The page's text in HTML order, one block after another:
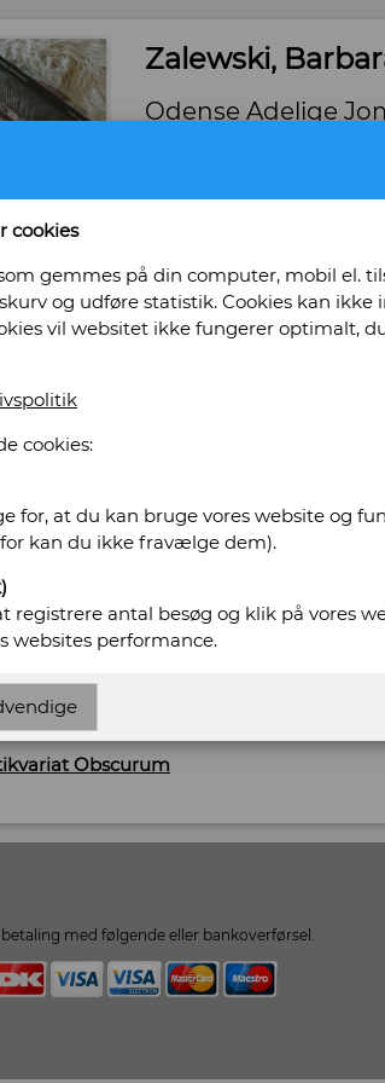
Zalewski,
Odense Adelige
Forlag: Realdania Byg -
Om Odense Adelige
gennemgribende
Pris: Kr. 95,00
Obscurum
Obscurum
med følgende eller bankoverførsel.
cookies
gemmes på din computer, mobil el.
og udføre statistik. Cookies kan ikke
vil websitet ikke fungerer optimalt,
cookies:
for, at du kan bruge vores website og
kan du ikke fravælge dem).
registrere antal besøg og klik på vores
websites performance.